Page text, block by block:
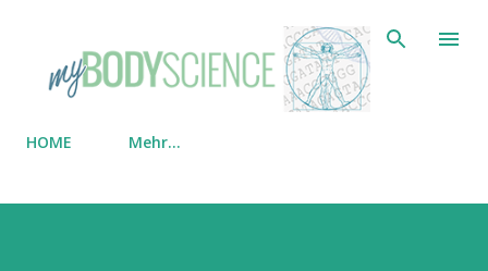
Direkt zum Hauptbereich
HOME Mehr…